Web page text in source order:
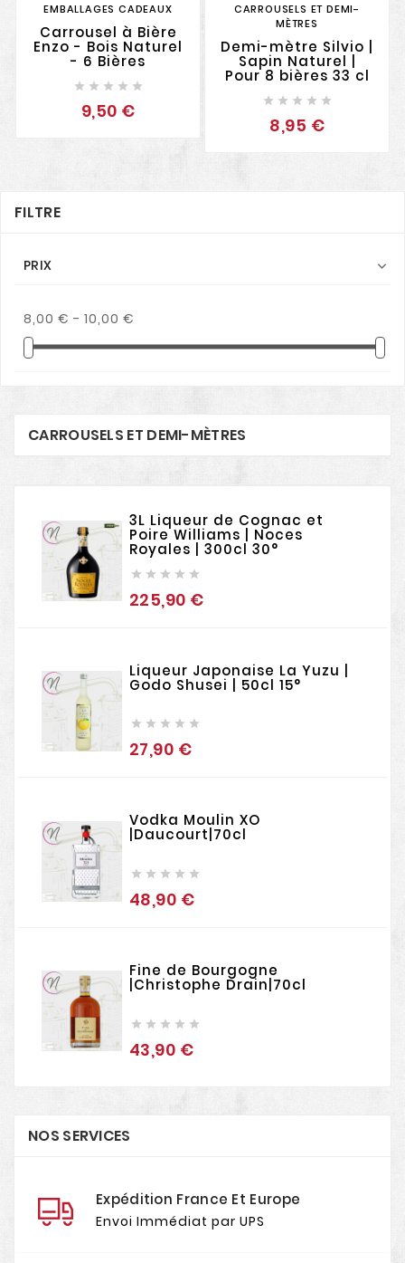
EMBALLAGES CADEAUX
Carrousel à Bière
Enzo - Bois Naturel
- 6 Bières
    
9,50 €
CARROUSELS ET DEMI-
MÈTRES
Demi-mètre Silvio |
Sapin Naturel |
Pour 8 bières 33 cl
    
8,95 €
FILTRE
PRIX 
8,00 € - 10,00 €
CARROUSELS ET DEMI-MÈTRES
3L Liqueur de Cognac et
Poire Williams | Noces
Royales | 300cl 30°
    
225,90 €Prix
Liqueur Japonaise La Yuzu |
Godo Shusei | 50cl 15°
    
27,90 €Prix
Vodka Moulin XO
|Daucourt|70cl
    
48,90 €Prix
Fine de Bourgogne
|Christophe Drain|70cl
    
43,90 €Prix
NOS SERVICES
Expédition France Et Europe
Envoi Immédiat par UPS